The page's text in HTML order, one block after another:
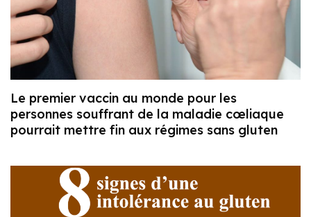
Le premier vaccin au monde pour les
personnes souffrant de la maladie cœliaque
pourrait mettre fin aux régimes sans gluten